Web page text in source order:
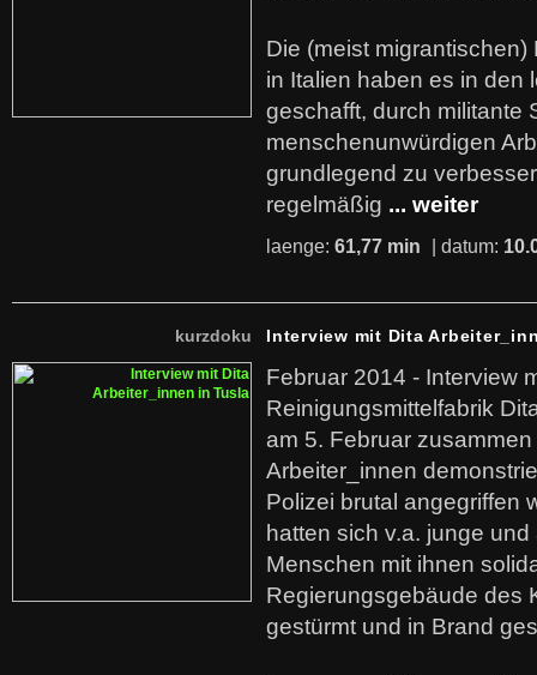
Die (meist
in Italien haben es in den
geschafft, durch militante
menschenunwürdigen
grundlegend zu
regelmäßig ... weiter
laenge: 61,77 min | datum:
kurzdoku Interview mit Dita
Februar 2014 - Interview
Reinigungsmittelfabrik
am 5. Februar
Arbeiter_innen
Polizei brutal angegriffen
hatten sich v.a. junge
Menschen mit ihnen
Regierungsgebäude des
gestürmt und in Brand